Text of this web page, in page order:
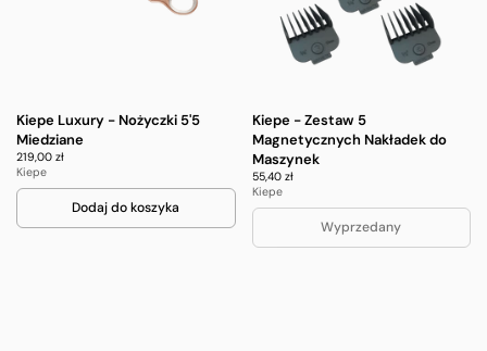
Kiepe Luxury - Nożyczki 5'5
Miedziane
219,00 zł
Kiepe
Dodaj do koszyka
Kiepe - Zestaw 5
Magnetycznych Nakładek do
Maszynek
55,40 zł
Kiepe
Wyprzedany